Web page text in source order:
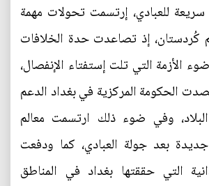
سريعة للعبادي، إرتسمت تحولات مهمة
كُردستان، إذ تصاعدت حدة الخلافات
الأزمة التي تلت إستفتاء الإنفصال،
الحكومة المركزية في بغداد الدعم
وفي ضوء ذلك ارتسمت معالم
بعد جولة العبادي، كما ودفعت
التي حققتها بغداد في المناطق